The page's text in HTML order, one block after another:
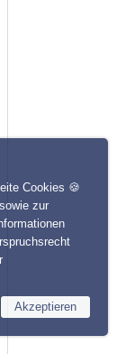
Cookies 🍪
zur
Akzeptieren